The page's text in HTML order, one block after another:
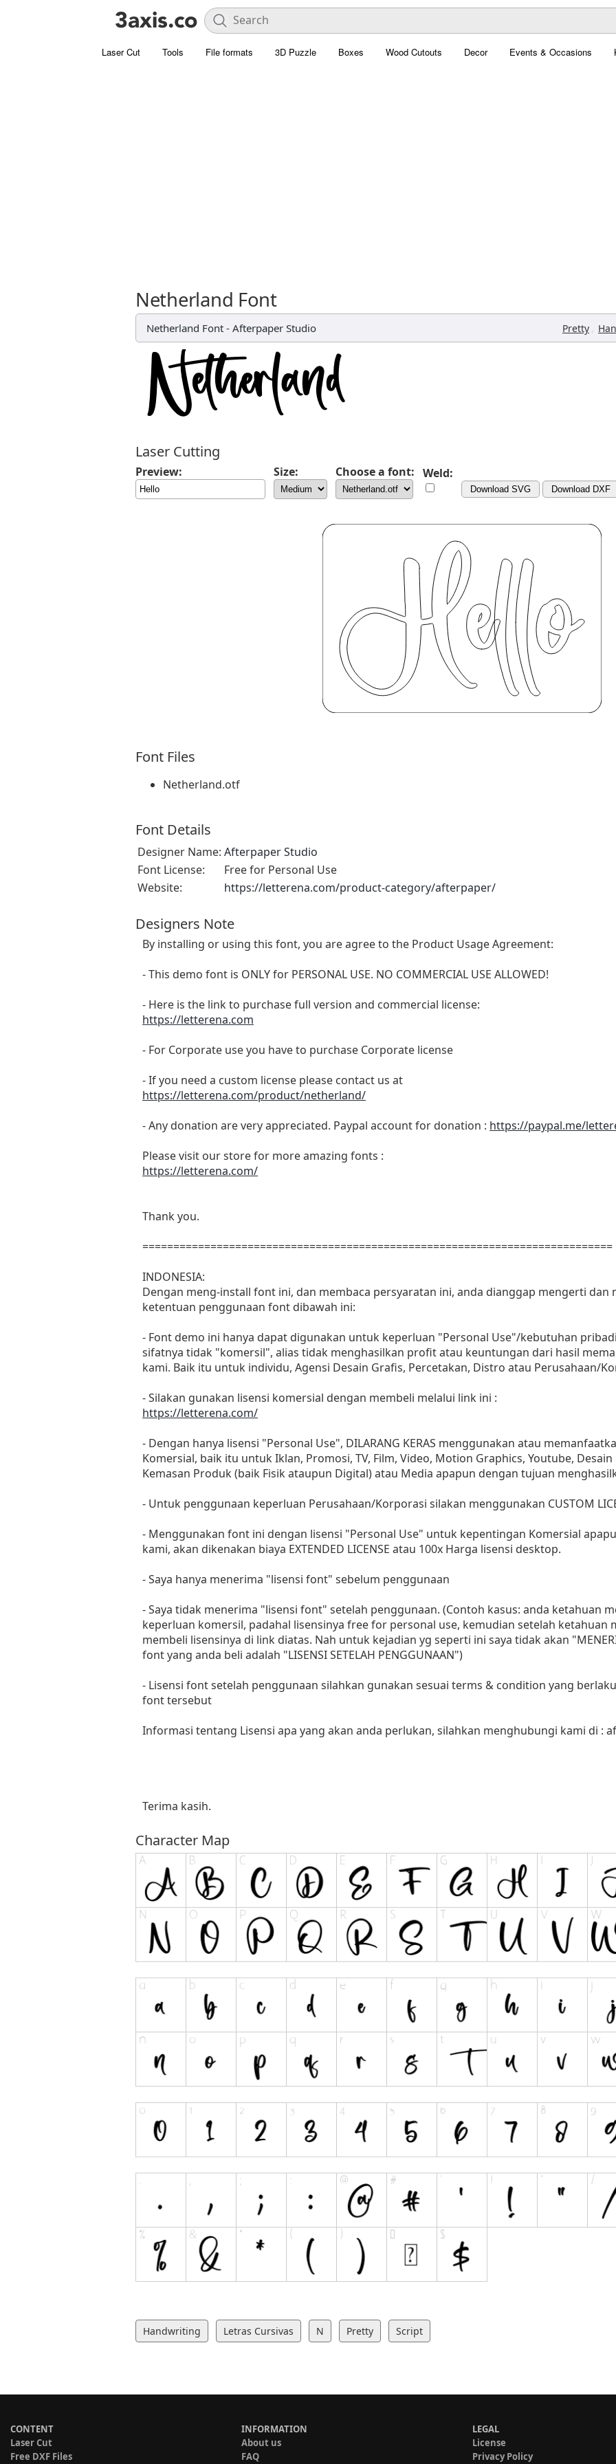
Laser Cut Tools File formats 3D Puzzle Boxes Wood Cutouts Decor Events & Occasions
Netherland Font
Netherland Font - Afterpaper Studio Pretty ,
Laser Cutting
Preview: Size: Choose a font: Weld:
Download SVG Download DXF
Font Files
Netherland.otf
Font Details
Designer Name: Afterpaper Studio
Font License:
Free for Personal Use
Website:
https://letterena.com/product-category/afterpaper/
Designers Note
By installing or using this font, you are agree to the Product Usage Agreement:
- This demo font is ONLY for PERSONAL USE. NO COMMERCIAL USE ALLOWED!
- Here is the link to purchase full version and commercial license:
https://letterena.com
- For Corporate use you have to purchase Corporate license
- If you need a custom license please contact us at
https://letterena.com/product/netherland/
- Any donation are very appreciated. Paypal account for donation : https://paypal.me/
Please visit our store for more amazing fonts :
https://letterena.com/
Thank you.
============================================================================
INDONESIA:
Dengan meng-install font ini, dan membaca persyaratan ini, anda dianggap mengerti dan
ketentuan penggunaan font dibawah ini:
- Font demo ini hanya dapat digunakan untuk keperluan "Personal Use"/kebutuhan
sifatnya tidak "komersil", alias tidak menghasilkan profit atau keuntungan dari hasil
kami. Baik itu untuk individu, Agensi Desain Grafis, Percetakan, Distro atau Perusahaan/
- Silakan gunakan lisensi komersial dengan membeli melalui link ini :
https://letterena.com/
- Dengan hanya lisensi "Personal Use", DILARANG KERAS menggunakan atau
Komersial, baik itu untuk Iklan, Promosi, TV, Film, Video, Motion Graphics, Youtube,
Kemasan Produk (baik Fisik ataupun Digital) atau Media apapun dengan tujuan
- Untuk penggunaan keperluan Perusahaan/Korporasi silakan menggunakan CUSTOM
- Menggunakan font ini dengan lisensi "Personal Use" untuk kepentingan Komersial
kami, akan dikenakan biaya EXTENDED LICENSE atau 100x Harga lisensi desktop.
- Saya hanya menerima "lisensi font" sebelum penggunaan
- Saya tidak menerima "lisensi font" setelah penggunaan. (Contoh kasus: anda ketahuan
keperluan komersil, padahal lisensinya free for personal use, kemudian setelah ketahuan
membeli lisensinya di link diatas. Nah untuk kejadian yg seperti ini saya tidak akan
font yang anda beli adalah "LISENSI SETELAH PENGGUNAAN")
- Lisensi font setelah penggunaan silahkan gunakan sesuai terms & condition yang
font tersebut
Informasi tentang Lisensi apa yang akan anda perlukan, silahkan menghubungi kami di :
Terima kasih.
Character Map
Handwriting Letras Cursivas N Pretty Script
CONTENT
Laser Cut
Free DXF Files
INFORMATION
About us
FAQ
LEGAL
License
Privacy Policy